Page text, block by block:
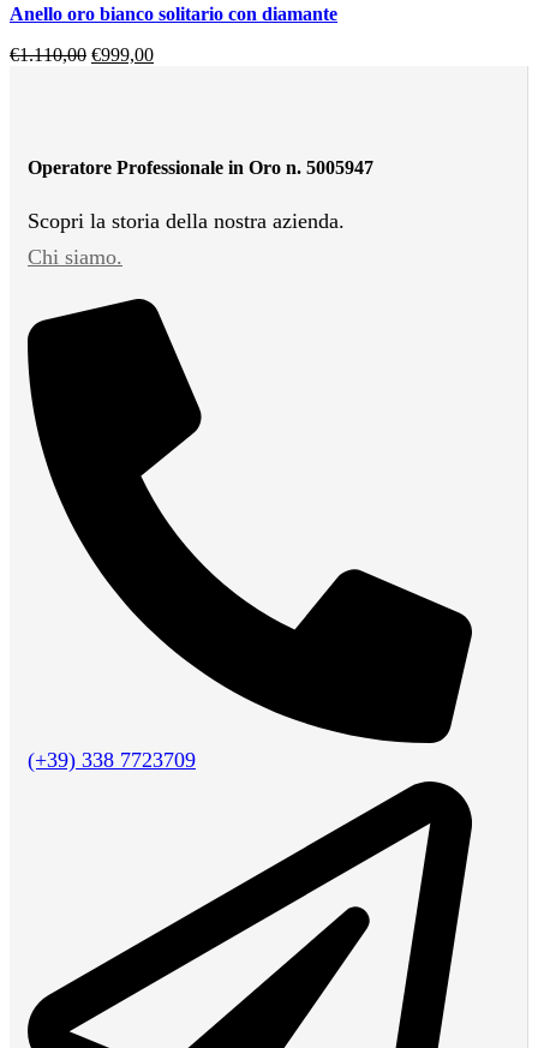
anello oro bianco solitario con diamante
€1.110,00 €999,00
Operatore Professionale in Oro n. 5005947
Scopri la storia della nostra azienda.
Chi siamo.
(+39) 338 7723709